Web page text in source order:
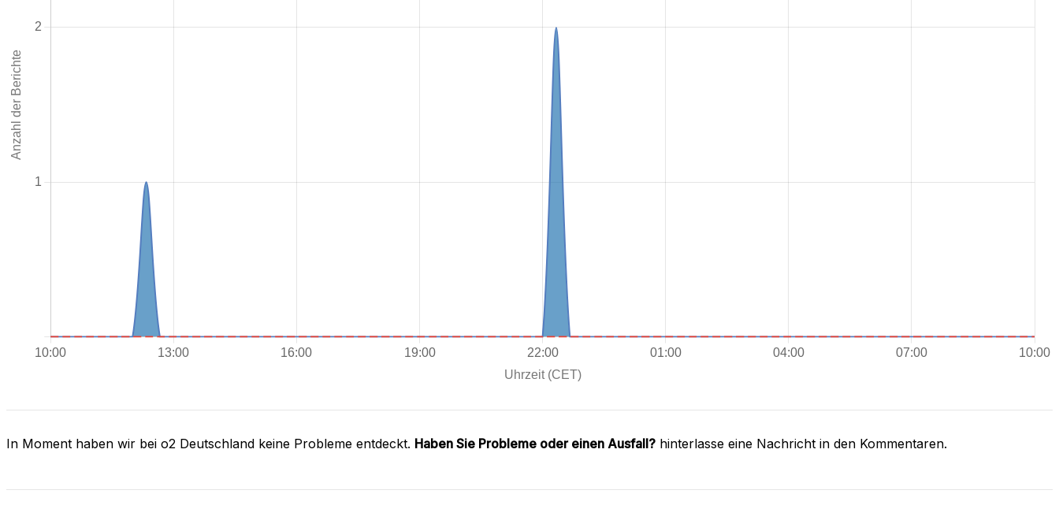
In Moment haben wir bei o2 Deutschland keine Probleme entdeckt. Haben Sie Probleme oder einen Ausfall? hinterlasse eine Nachricht in den Kommentaren.